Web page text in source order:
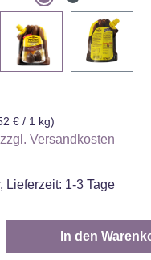
€ / 1 kg)
Versandkosten
Lieferzeit: 1-3 Tage
Gib den
In den